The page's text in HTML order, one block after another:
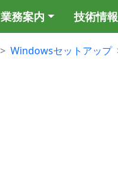
業務案内 技術情報
Windowsセットアップ